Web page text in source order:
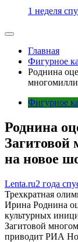
1 неделя
Главная
Фигурное
Роднина
Фигурное
Роднина
Загитовой
на новое
Lenta.ru2 года
Трехкратная
Ирина Роднина
культурных
Загитовой
приводит РИА